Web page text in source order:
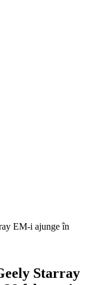
EM-i ajunge în
Starray